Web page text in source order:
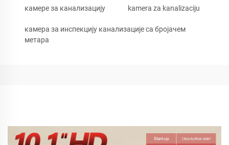
камере за канализацију kamera za kanalizaciju
камера за инспекцију канализације са бројачем
метара